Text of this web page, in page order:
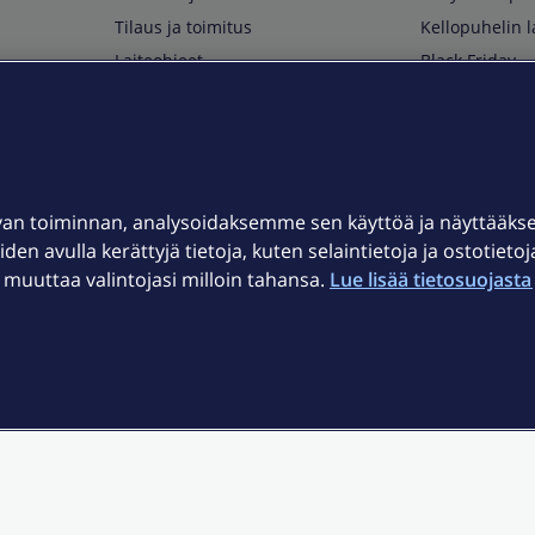
Tilaus ja toimitus
Laiteohjeet
Kuuluvuuskartta
Asiakastiedotteet
OmaElisa-sovellus
Kellopuhelin
Black Friday
toiminnan, analysoidaksemme sen käyttöä ja
avulla kerättyjä tietoja, kuten selaintietoja ja
valintojasi milloin tahansa. Lue lisää tietosuojasta